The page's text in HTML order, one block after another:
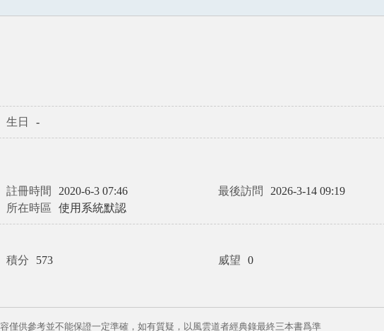
生日 -
註冊時間 2020-6-3 07:46 最後訪問 2026-3-14 09:19
所在時區 使用系統默認
積分 573 威望 0
僅供參考並不能保證一定準確，如有質疑，以風雲道者經典錄最終三本書爲準